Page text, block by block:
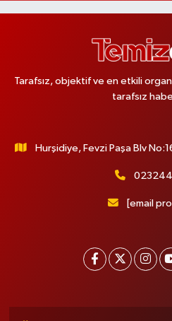
Erenköy Mahallesi Kantarcırıza Sokak
Yol Tarifi Al
Serenay Eczanesi
0 (541) 342 54 90 Yol Tarifi Al
Tarafsız, objektif ve en etkili
tarafsız
Hurşidiye, Fevzi Paşa Blv
[email